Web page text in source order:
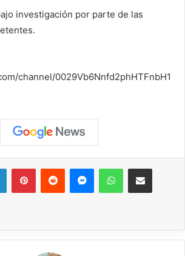
investigación por parte de las
channel/0029Vb6Nnfd2phHTFnbH1
LinkedInPinterestReddit MessengerWhatsAppCompartir vía correo